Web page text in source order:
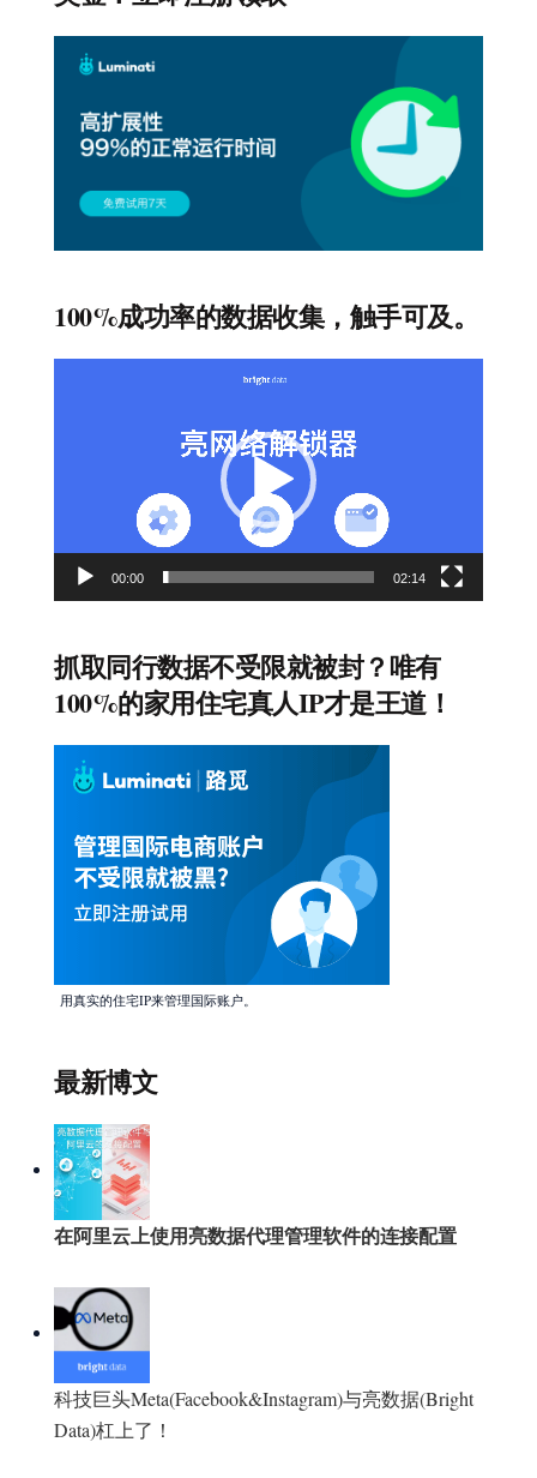
100%成功率的数据收集，触手可及。
00:00 02:14
抓取同行数据不受限就被封？唯有
100%的家用住宅真人IP才是王道！
用真实的住宅IP来管理国际账户。
最新博文
在阿里云上使用亮数据代理管理软件的连接配置
科技巨头Meta(Facebook&Instagram)与亮数据(Bright
Data)杠上了！